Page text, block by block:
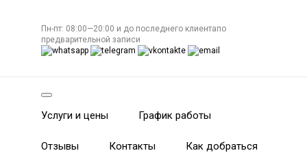
Пн-пт: 08:00—20:00 и до последнего клиентапо
предварительной записи
Услуги и цены График работы
Отзывы Контакты Как добраться